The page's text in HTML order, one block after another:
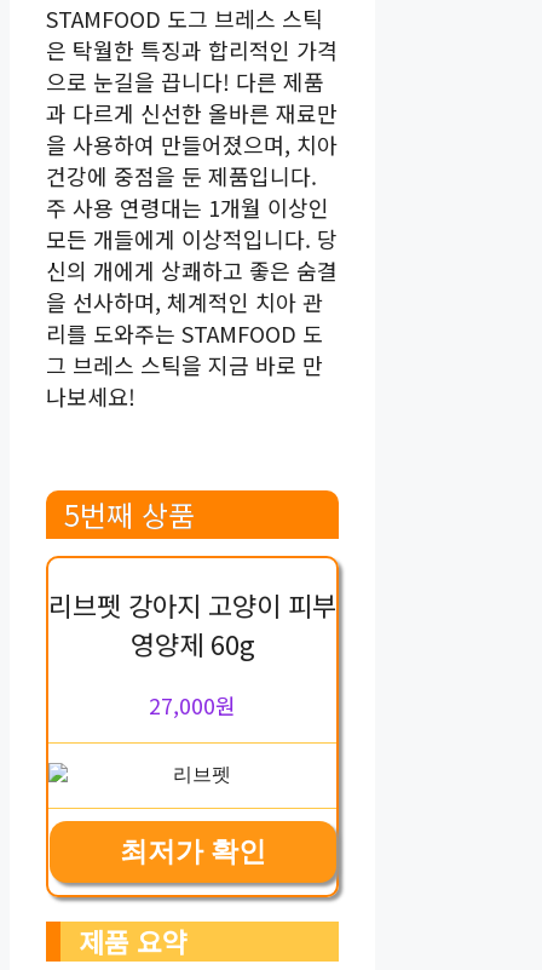
STAMFOOD 도그 브레스 스틱
은 탁월한 특징과 합리적인 가격
으로 눈길을 끕니다! 다른 제품
과 다르게 신선한 올바른 재료만
을 사용하여 만들어졌으며, 치아
건강에 중점을 둔 제품입니다.
주 사용 연령대는 1개월 이상인
모든 개들에게 이상적입니다. 당
신의 개에게 상쾌하고 좋은 숨결
을 선사하며, 체계적인 치아 관
리를 도와주는 STAMFOOD 도
그 브레스 스틱을 지금 바로 만
나보세요!
5번째 상품
리브펫 강아지 고양이 피부
영양제 60g
27,000원
최저가 확인
제품 요약